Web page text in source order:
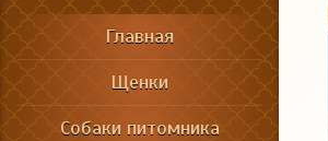
Главная
Щенки
Собаки питомника